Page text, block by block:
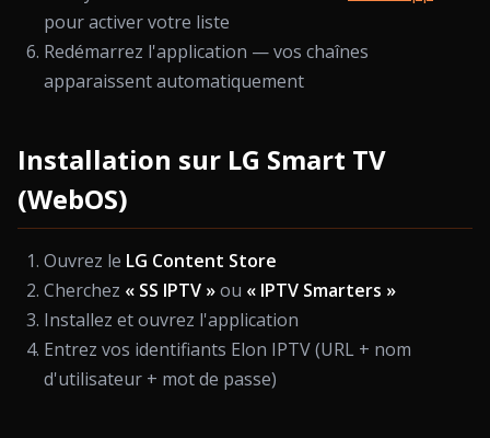
pour activer votre liste
Redémarrez l'application — vos chaînes
apparaissent automatiquement
Installation sur LG Smart TV
(WebOS)
Ouvrez le LG Content Store
Cherchez « SS IPTV »ou « IPTV Smarters »
Installez et ouvrez l'application
Entrez vos identifiants Elon IPTV (URL + nom
d'utilisateur + mot de passe)